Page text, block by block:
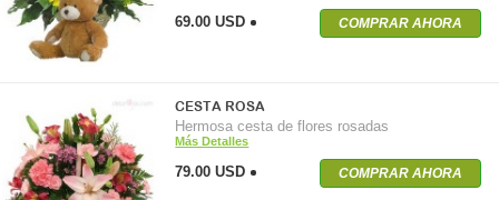
69.00 USD COMPRAR AHORA
CESTA ROSA
Hermosa cesta de flores rosadas
Más Detalles
79.00 USD COMPRAR AHORA